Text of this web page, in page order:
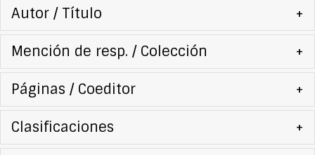
Autor / Título +
Mención de resp. / Colección +
Páginas / Coeditor +
Clasificaciones +